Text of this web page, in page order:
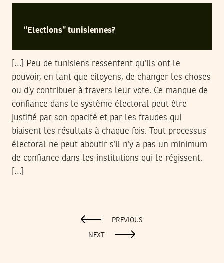
“Elections” tunisiennes?
[…] Peu de tunisiens ressentent qu’ils ont le
pouvoir, en tant que citoyens, de changer les choses
ou d’y contribuer à travers leur vote. Ce manque de
confiance dans le système électoral peut être
justifié par son opacité et par les fraudes qui
biaisent les résultats à chaque fois. Tout processus
électoral ne peut aboutir s’il n’y a pas un minimum
de confiance dans les institutions qui le régissent.
[…]
PREVIOUS
NEXT